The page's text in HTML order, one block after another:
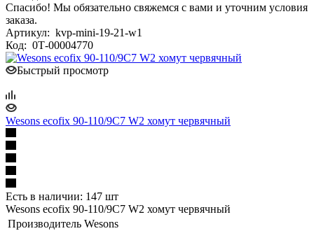
Спасибо! Мы обязательно свяжемся с вами и уточним условия
заказа.
Артикул: kvp-mini-19-21-w1
Код: 0Т-00004770
Быстрый просмотр
Wesons ecofix 90-110/9C7 W2 хомут червячный
Есть в наличии: 147 шт
Wesons ecofix 90-110/9C7 W2 хомут червячный
Производитель Wesons